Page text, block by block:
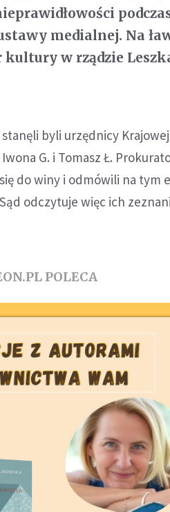
medialnej. Na
w rządzie
byli urzędnicy
G. i Tomasz Ł.
do winy i odmówili na tym
odczytuje więc ich
POLECA